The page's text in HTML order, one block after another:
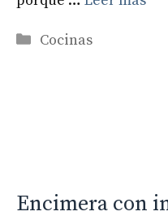
Categorías
Cocinas
Encimera con